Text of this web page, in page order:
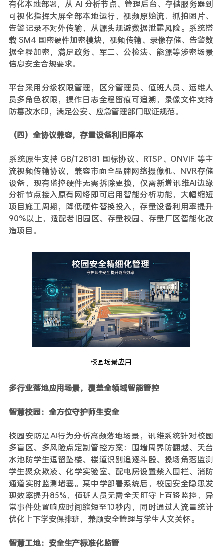
有化本地部署，从 AI 分析节点、管理后台、存储服务器到
可视化指挥大屏全部本地运行，视频原始流、抓拍图片、
告警记录不对外传输，从源头规避数据泄露风险。系统搭
载 SM4 国密硬件加密模块，视频传输、录像存储、告警数
据全程加密，满足政务、军工、公检法、能源等涉密场景
信息安全合规要求。
平台采用分级权限管理，区分管理员、值班人员、运维人
员多角色权限，操作日志全程留痕可追溯，录像文件支持
防篡改水印，满足公安、应急管理部门取证规范。
（四）全协议兼容，存量设备利旧降本
系统原生支持 GB/T28181 国标协议、RTSP、ONVIF 等主
流视频传输协议，兼容市面全品牌网络摄像机、NVR存储
设备，现有监控硬件无需拆除更换，仅需新增讯维AI边缘
分析节点接入原有网络即可启用智能分析功能，大幅缩短
项目施工周期，降低硬件替换投入，存量设备利用率提升
90%以上，适配老旧园区、存量校园、存量厂区智能化改
造项目。
校园场景应用
多行业落地应用场景，覆盖全领域智能管控
智慧校园：全方位守护师生安全
校园安防是AI行为分析高频落地场景，讯维系统针对校园
多盲区、多风险点定制管控方案：围墙周界防翻越、天台
水池防学生逗留坠楼、楼道识别追逐斗殴、操场角落监测
学生聚众欺凌、化学实验室、配电房设置禁入围栏、消防
通道实时监测堵塞。某中学部署系统后，校园安全隐患发
现效率提升85%，值班人员无需全天盯守上百路监控，异
常事件处置响应时间缩短至10秒内，同时通过人流量统计
优化上下学安保排班，兼顾安全管理与学生人文关怀。
智慧工地：安全生产标准化监管